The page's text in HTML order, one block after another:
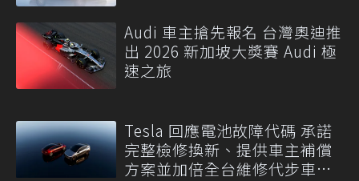
Audi 車主搶先報名 台灣奧迪推
出 2026 新加坡大獎賽 Audi 極
速之旅
Tesla 回應電池故障代碼 承諾
完整檢修換新、提供車主補償
方案並加倍全台維修代步車數